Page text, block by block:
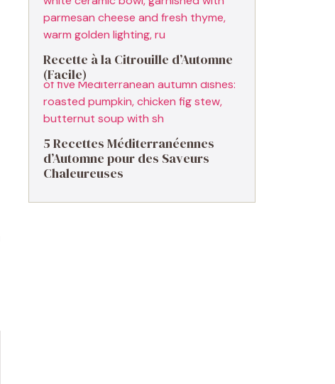
Recette à la Citrouille d’Automne
(Facile)
5 Recettes Méditerranéennes
d’Automne pour des Saveurs
Chaleureuses